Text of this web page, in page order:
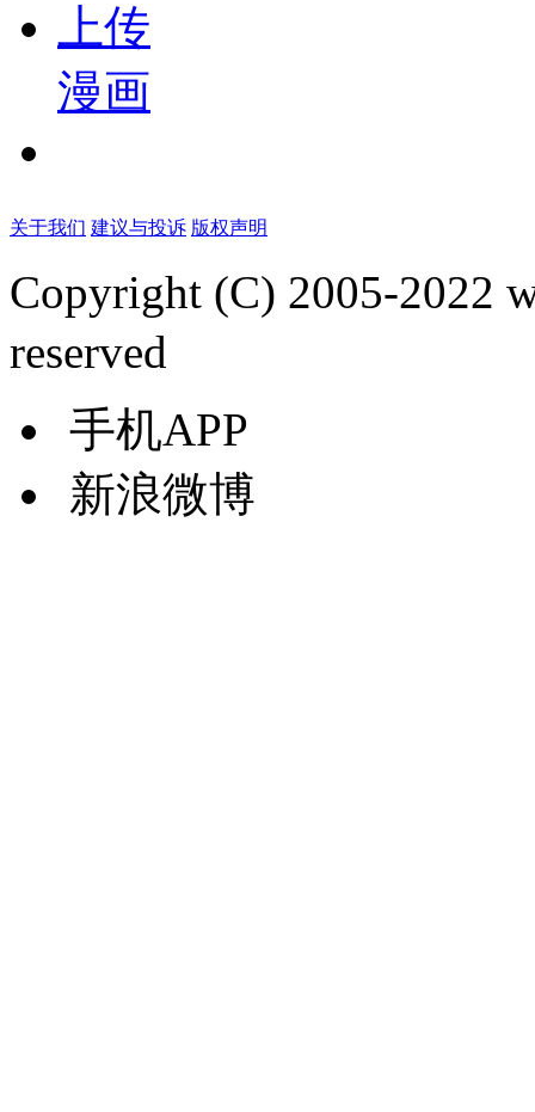
上传
漫画
关于我们 建议与投诉 版权声明
Copyright (C) 2005-2022
reserved
手机APP
新浪微博